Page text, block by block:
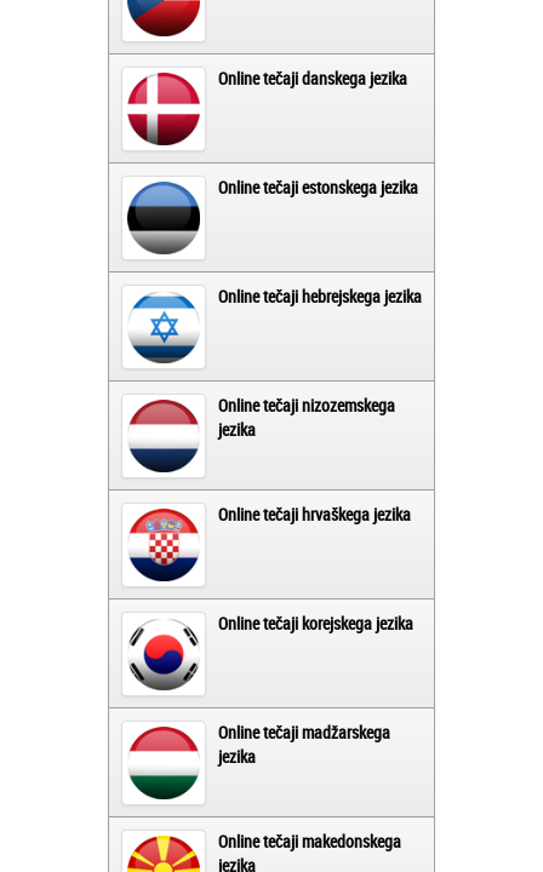
Online tečaji danskega jezika
Online tečaji estonskega jezika
Online tečaji hebrejskega jezika
Online tečaji nizozemskega
jezika
Online tečaji hrvaškega jezika
Online tečaji korejskega jezika
Online tečaji madžarskega
jezika
Online tečaji makedonskega
jezika